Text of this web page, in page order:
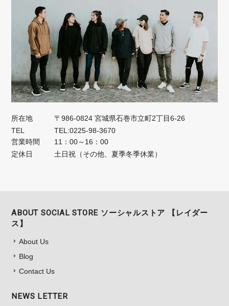
所在地
〒986-0824 宮城県石巻市立町2丁目6-26
TEL
TEL:0225-98-3670
営業時間
11：00～16：00
定休日
土日祝（その他、夏季冬季休業）
ABOUT SOCIAL STORE ソーシャルストア 【レイダー
ス】
About Us
Blog
Contact Us
NEWS LETTER